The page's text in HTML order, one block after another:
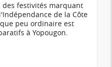
des festivités marquant
de la Côte
peu ordinaire est
à Yopougon.